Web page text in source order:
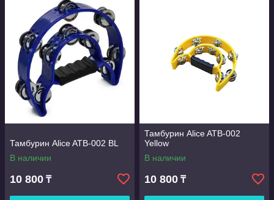
Тамбурин Alice ATB-002 BL
В наличии
10 800 ₸
Тамбурин Alice ATB-002
Yellow
В наличии
10 800 ₸